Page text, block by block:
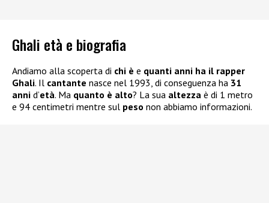
Ghali età e biografia
Andiamo alla scoperta di chi è e quanti anni ha il rapper
Ghali. Il cantante nasce nel 1993, di conseguenza ha 31
anni d’età. Ma quanto è alto? La sua altezza è di 1 metro
e 94 centimetri mentre sul peso non abbiamo informazioni.